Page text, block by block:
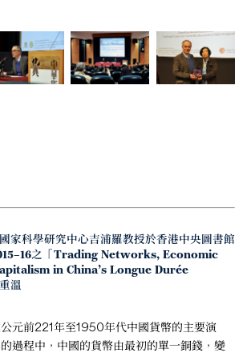
家科學研究中心吉浦羅教授於香港中央圖書館
之「Trading Networks, Economic
in China’s Longue Durée
溫
元前221年至1950年代中國貨幣的主要演
過程中，中國的貨幣由最初的單一銅錢，變